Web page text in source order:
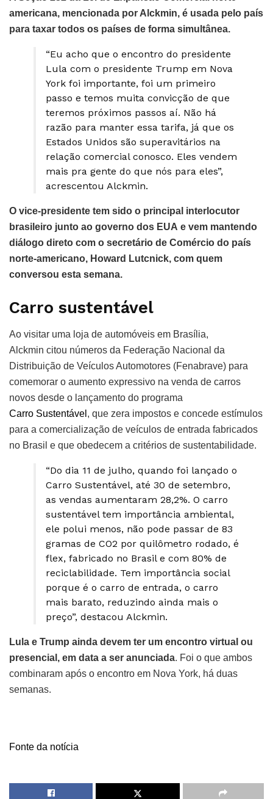
americana, mencionada por Alckmin, é usada pelo país
para taxar todos os países de forma simultânea.
“Eu acho que o encontro do presidente
Lula com o presidente Trump em Nova
York foi importante, foi um primeiro
passo e temos muita convicção de que
teremos próximos passos aí. Não há
razão para manter essa tarifa, já que os
Estados Unidos são superavitários na
relação comercial conosco. Eles vendem
mais pra gente do que nós para eles”,
acrescentou Alckmin.
O vice-presidente tem sido o principal interlocutor
brasileiro junto ao governo dos EUA e vem mantendo
diálogo direto com o secretário de Comércio do país
norte-americano, Howard Lutcnick, com quem
conversou esta semana.
Carro sustentável
Ao visitar uma loja de automóveis em Brasília,
Alckmin citou números da Federação Nacional da
Distribuição de Veículos Automotores (Fenabrave) para
comemorar o aumento expressivo na venda de carros
novos desde o lançamento do programa
Carro Sustentável , que zera impostos e concede estímulos
para a comercialização de veículos de entrada fabricados
no Brasil e que obedecem a critérios de sustentabilidade.
“Do dia 11 de julho, quando foi lançado o
Carro Sustentável, até 30 de setembro,
as vendas aumentaram 28,2%. O carro
sustentável tem importância ambiental,
ele polui menos, não pode passar de 83
gramas de CO2 por quilômetro rodado, é
flex, fabricado no Brasil e com 80% de
reciclabilidade. Tem importância social
porque é o carro de entrada, o carro
mais barato, reduzindo ainda mais o
preço”, destacou Alckmin.
Lula e Trump ainda devem ter um encontro virtual ou
presencial, em data a ser anunciada. Foi o que ambos
combinaram após o encontro em Nova York, há duas
semanas.
Fonte da notícia